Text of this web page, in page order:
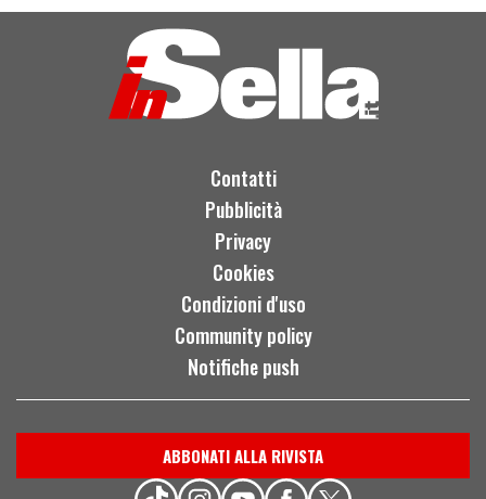
Contatti
Pubblicità
Privacy
Cookies
Condizioni d'uso
Community policy
Notifiche push
ABBONATI ALLA RIVISTA